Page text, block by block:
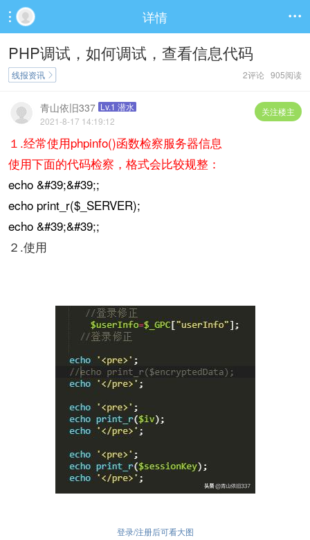
 详情 
PHP调试，如何调试，查看信息代码
2评论 905阅读
线报资讯 
关注楼主
青山依旧337 Lv.1 潜水
2021-8-17 14:19:12
１.经常使用phpinfo()函数检察服务器信息
使用下面的代码检察，格式会比较规整：
echo &#39;&#39;;
echo print_r($_SERVER);
echo &#39;&#39;;
２.使用
登录/注册后可看大图